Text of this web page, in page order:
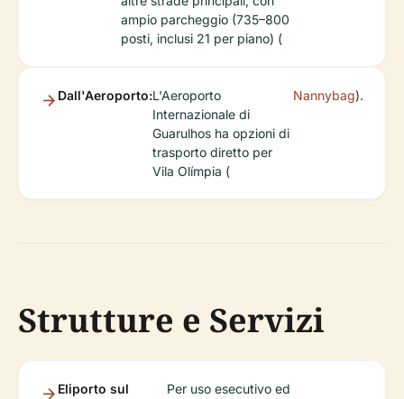
ampio parcheggio (735–800
posti, inclusi 21 per piano) (
Dall'Aeroporto:L'Aeroporto
Internazionale di
Guarulhos ha opzioni di
trasporto diretto per
Vila Olímpia (
Nannybag).
Strutture e Servizi
Eliporto sul
Per uso esecutivo ed